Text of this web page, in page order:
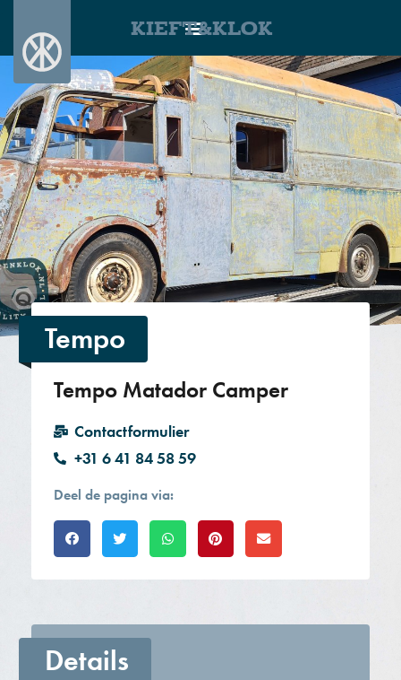
KIEFT&KLOK
Tempo
Tempo Matador Camper
Contactformulier
+31 6 41 84 58 59
Deel de pagina via:
Details